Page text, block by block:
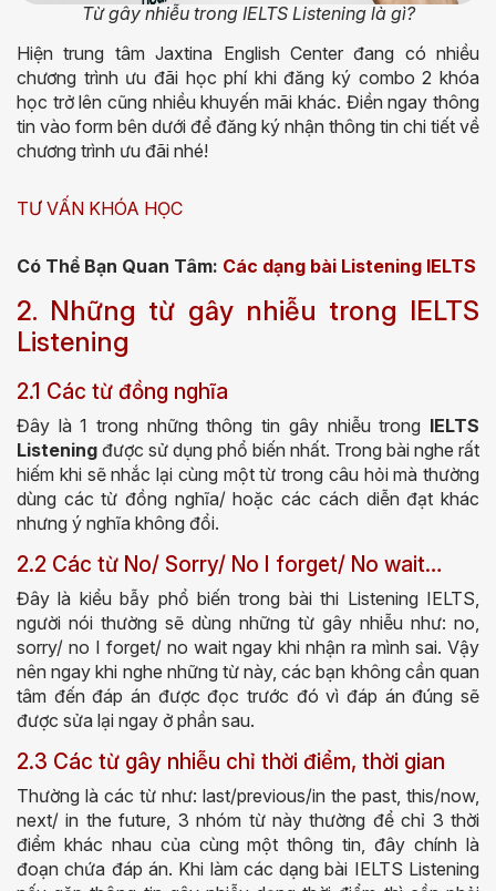
Từ gây nhiễu trong IELTS Listening là gì?
Hiện trung tâm Jaxtina English Center đang có nhiều
chương trình ưu đãi học phí khi đăng ký combo 2 khóa
học trở lên cũng nhiều khuyến mãi khác. Điền ngay thông
tin vào form bên dưới để đăng ký nhận thông tin chi tiết về
chương trình ưu đãi nhé!
TƯ VẤN KHÓA HỌC
Có Thể Bạn Quan Tâm: Các dạng bài Listening IELTS
2. Những từ gây nhiễu trong IELTS
Listening
2.1 Các từ đồng nghĩa
Đây là 1 trong những thông tin gây nhiễu trong IELTS
Listening được sử dụng phổ biến nhất. Trong bài nghe rất
hiếm khi sẽ nhắc lại cùng một từ trong câu hỏi mà thường
dùng các từ đồng nghĩa/ hoặc các cách diễn đạt khác
nhưng ý nghĩa không đổi.
2.2 Các từ No/ Sorry/ No I forget/ No wait…
Đây là kiểu bẫy phổ biến trong bài thi Listening IELTS,
người nói thường sẽ dùng những từ gây nhiễu như: no,
sorry/ no I forget/ no wait ngay khi nhận ra mình sai. Vậy
nên ngay khi nghe những từ này, các bạn không cần quan
tâm đến đáp án được đọc trước đó vì đáp án đúng sẽ
được sửa lại ngay ở phần sau.
2.3 Các từ gây nhiễu chỉ thời điểm, thời gian
Thường là các từ như: last/previous/in the past, this/now,
next/ in the future, 3 nhóm từ này thường để chỉ 3 thời
điểm khác nhau của cùng một thông tin, đây chính là
đoạn chứa đáp án. Khi làm các dạng bài IELTS Listening